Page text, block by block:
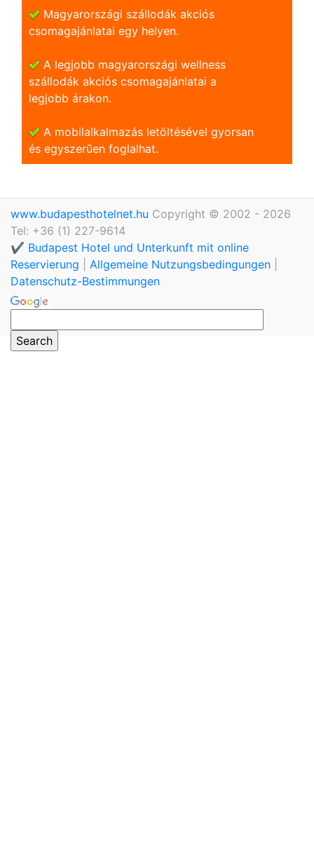
Magyarországi szállodák akciós
csomagajánlatai egy helyen.
A legjobb magyarországi wellness
szállodák akciós csomagajánlatai a
legjobb árakon.
A mobilalkalmazás letöltésével gyorsan
és egyszerũen foglalhat.
www.budapesthotelnet.hu Copyright © 2002 - 2026
Tel: +36 (1) 227-9614
✔️ Budapest Hotel und Unterkunft mit online
Reservierung
Allgemeine Nutzungsbedingungen
Datenschutz-Bestimmungen